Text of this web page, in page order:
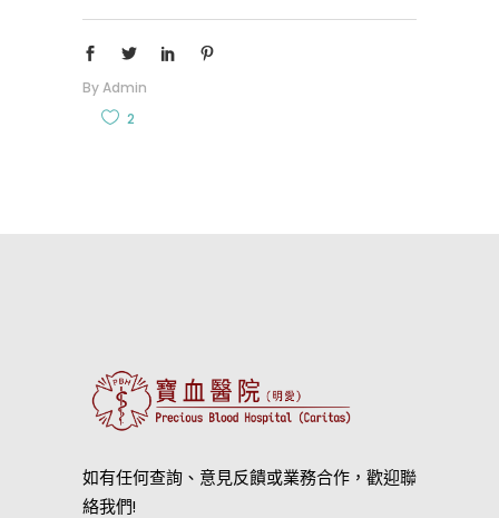
ByAdmin
2
如有任何查詢、意見反饋或業務合作，歡迎聯
絡我們!